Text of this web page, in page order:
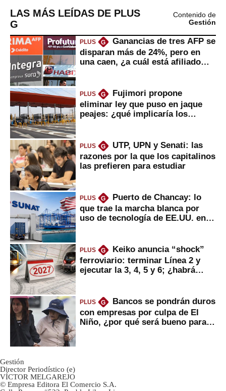
LAS MÁS LEÍDAS DE PLUS
G
Contenido de
Gestión
PLUS G
Ganancias de tres AFP se
disparan más de 24%, pero en
una caen, ¿a cuál está afiliado
PLUS G
Fujimori propone
eliminar ley que puso en jaque
peajes: ¿qué implicaría los
PLUS G
UTP, UPN y Senati: las
razones por la que los capitalinos
las prefieren para estudiar
PLUS G
Puerto de Chancay: lo
que trae la marcha blanca por
uso de tecnología de EE.UU. en
PLUS G
Keiko anuncia “shock”
ferroviario: terminar Línea 2 y
ejecutar la 3, 4, 5 y 6; ¿habrá
PLUS G
Bancos se pondrán duros
con empresas por culpa de El
Niño, ¿por qué será bueno para
Gestión
Director Periodístico (e)
VÍCTOR MELGAREJO
© Empresa Editora El Comercio S.A.